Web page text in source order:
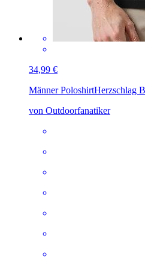
34,99 €
Männer PoloshirtHerzschlag
von Outdoorfanatiker